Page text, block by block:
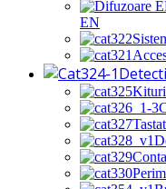
EN
Kituri